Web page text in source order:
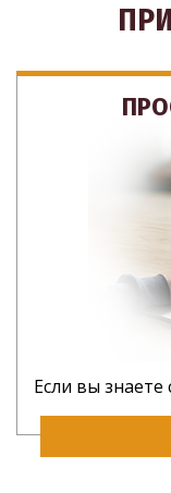
Если вы знаете